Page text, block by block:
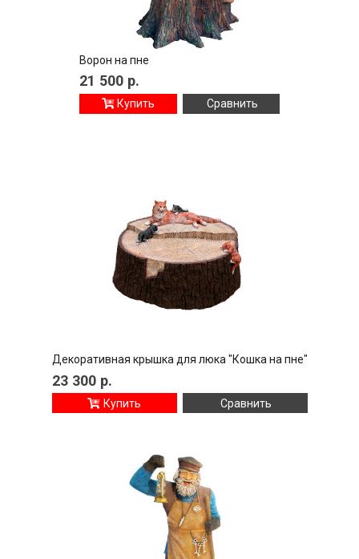
Ворон на пне
21 500 р.
Купить Сравнить
Декоративная крышка для люка "Кошка на пне"
23 300 р.
Купить Сравнить